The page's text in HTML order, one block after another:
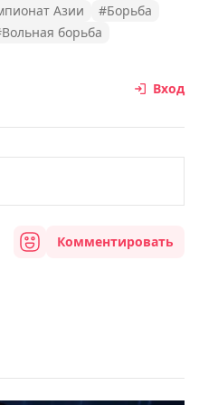
Азии
#Борьба
борьба
Вход
Комментировать